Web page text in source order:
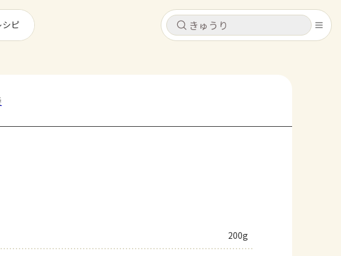
キャンセル
キャンセル
シピ
200g